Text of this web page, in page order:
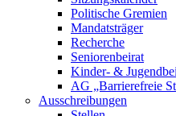
Politische Gremien
Mandatsträger
Recherche
Seniorenbeirat
Kinder- &
AG „Barrierefreie
Ausschreibungen